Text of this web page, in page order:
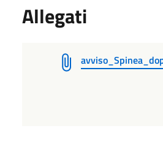
Allegati